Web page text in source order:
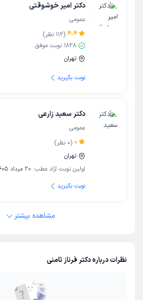
دکتر امیر خوشوقتی
عمومی
4.4
(
112 نظر)
1828 نوبت موفق
تهران
نوبت بگیرید
دکتر سعید زارعی
عمومی
0
(
0 نظر)
تهران
اولین نوبت آزاد مطب: 20 مرداد 1405
نوبت بگیرید
مشاهده بیشتر
نظرات درباره دکتر فرناز ثامنی